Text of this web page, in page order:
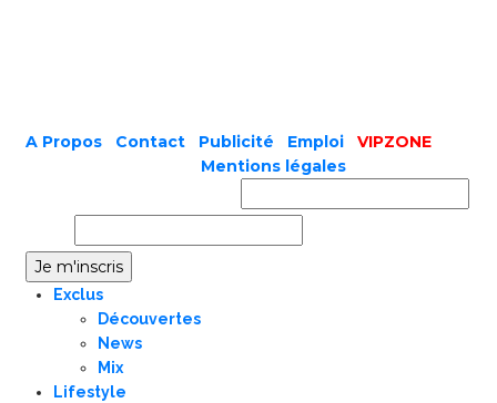
A Propos Contact Publicité Emploi
VIPZONE
Mentions légales
Exclus
Découvertes
News
Mix
Lifestyle